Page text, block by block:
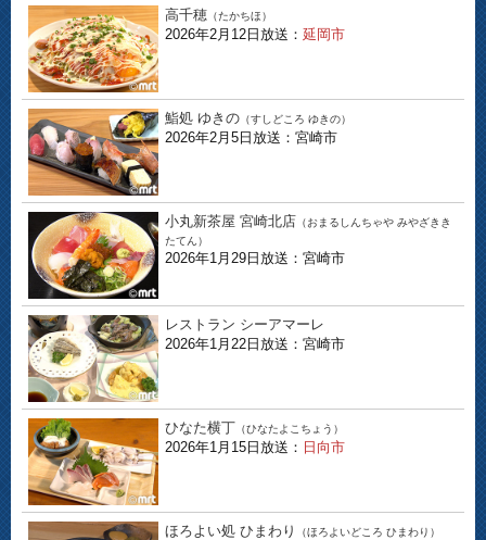
高千穂 （たかちほ）
2026年2月12日放送： 延岡市
鮨処 ゆきの （すしどころ ゆきの）
2026年2月5日放送：宮崎市
小丸新茶屋 宮崎北店 （おまるしんちゃや みやざきき
たてん）
2026年1月29日放送：宮崎市
レストラン シーアマーレ
2026年1月22日放送：宮崎市
ひなた横丁 （ひなたよこちょう）
2026年1月15日放送： 日向市
ほろよい処 ひまわり （ほろよいどころ ひまわり）